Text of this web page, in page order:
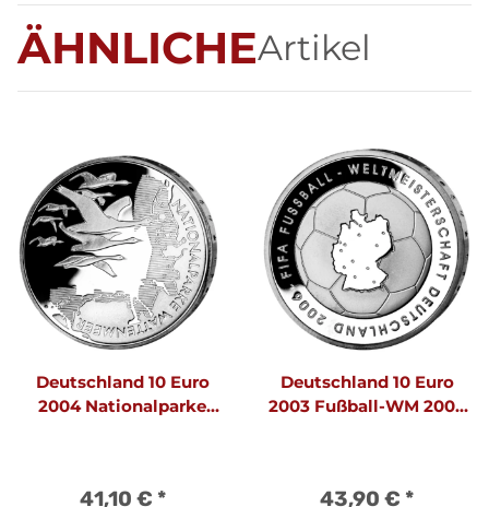
ÄHNLICHEArtikel
Deutschland 10 Euro
2004 Nationalparke
41,10 € *
Deutschland 10 Euro
2003 Fußball-WM 2006
43,90 € *